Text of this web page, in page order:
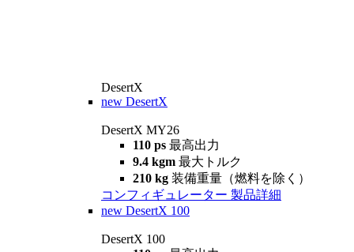
DesertX
new DesertX
DesertX MY26
110 ps 最高出力
9.4 kgm 最大トルク
210 kg 装備重量（燃料を除く）
コンフィギュレーター 製品詳細
new DesertX 100
DesertX 100